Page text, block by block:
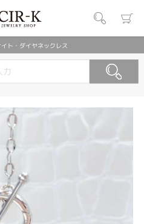
ト・ダイヤネックレス